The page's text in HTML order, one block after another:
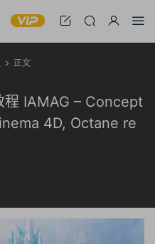
正文
程 IAMAG – Concept
4D, Octane re